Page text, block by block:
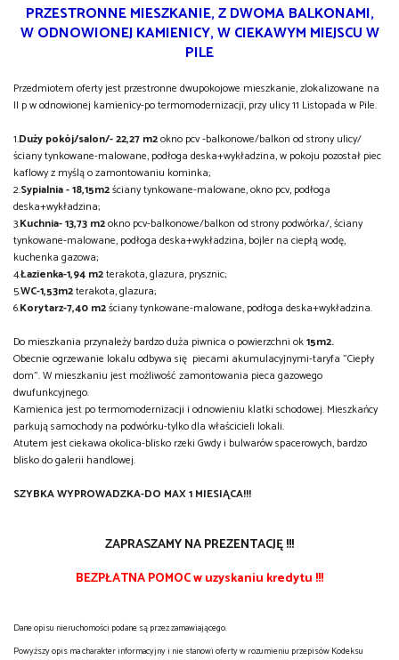
PRZESTRONNE MIESZKANIE, Z DWOMA BALKONAMI,
W ODNOWIONEJ KAMIENICY, W CIEKAWYM MIEJSCU W
PILE
Przedmiotem oferty jest przestronne dwupokojowe mieszkanie, zlokalizowane na
II p w odnowionej kamienicy-po termomodernizacji, przy ulicy 11 Listopada w Pile.
1.Duży pokój/salon/-22,27 m2okno pcv -balkonowe/balkon od strony ulicy/
ściany tynkowane-malowane, podłoga deska+wykładzina, w pokoju pozostał piec
kaflowy z myślą o zamontowaniu kominka;
2.Sypialnia - 18,15m2ściany tynkowane-malowane, okno pcv, podłoga
deska+wykładzina;
3.Kuchnia-13,73 m2okno pcv-balkonowe/balkon od strony podwórka/, ściany
tynkowane-malowane, podłoga deska+wykładzina, bojler na ciepłą wodę,
kuchenka gazowa;
4.Łazienka-1,94 m2terakota, glazura, prysznic;
5.WC-1,53m2terakota, glazura;
6.Korytarz-7,40 m2ściany tynkowane-malowane, podłoga deska+wykładzina.
Do mieszkania przynależy bardzo duża piwnica o powierzchni ok15m2.
Obecnie ogrzewanie lokalu odbywa się piecami akumulacyjnymi-taryfa "Ciepły
dom". W mieszkaniu jest możliwość zamontowania pieca gazowego
dwufunkcyjnego.
Kamienica jest po termomodernizacji i odnowieniu klatki schodowej. Mieszkańcy
parkują samochody na podwórku-tylko dla właścicieli lokali.
Atutem jest ciekawa okolica-blisko rzeki Gwdy i bulwarów spacerowych, bardzo
blisko do galerii handlowej.
SZYBKA WYPROWADZKA-DO MAX 1 MIESIĄCA!!!
ZAPRASZAMY NA PREZENTACJĘ !!!
BEZPŁATNA POMOC w uzyskaniu kredytu !!!
Dane opisu nieruchomości podane są przez zamawiającego.
Powyższy opis ma charakter informacyjny i nie stanowi oferty w rozumieniu przepisów Kodeksu